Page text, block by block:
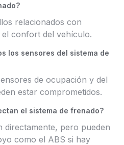
relacionados con
confort del vehículo.
los sensores del sistema de
de ocupación y del
estar comprometidos.
el sistema de frenado?
directamente, pero pueden
como el ABS si hay